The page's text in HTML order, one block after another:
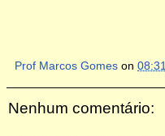
Prof Marcos Gomes on 08:31
Nenhum comentário: